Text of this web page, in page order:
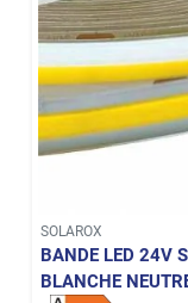
SOLAROX
BANDE LED 24V
BLANCHE